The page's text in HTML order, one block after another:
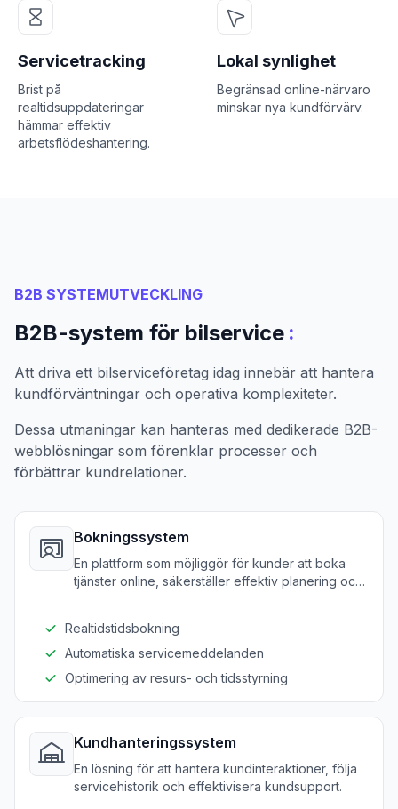
Servicetracking
Brist på
realtidsuppdateringar
hämmar effektiv
arbetsflödeshantering.
Lokal synlighet
Begränsad online-närvaro
minskar nya kundförvärv.
B2B SYSTEMUTVECKLING
B2B-system för bilservice :
Att driva ett bilserviceföretag idag innebär att hantera
kundförväntningar och operativa komplexiteter.
Dessa utmaningar kan hanteras med dedikerade B2B-
webblösningar som förenklar processer och
förbättrar kundrelationer.
Bokningssystem
En plattform som möjliggör för kunder att boka
tjänster online, säkerställer effektiv planering och
Realtidstidsbokning
Automatiska servicemeddelanden
Optimering av resurs- och tidsstyrning
Kundhanteringssystem
En lösning för att hantera kundinteraktioner, följa
servicehistorik och effektivisera kundsupport.